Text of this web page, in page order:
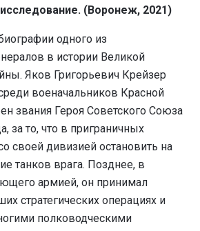
(Воронеж, 2021)
одного из
в истории Великой
Яков Григорьевич Крейзер
военачальников Красной
звания Героя Советского Союза
за то, что в приграничных
своей дивизией остановить на
танков врага. Позднее, в
армией, он принимал
стратегических операциях и
полководческими